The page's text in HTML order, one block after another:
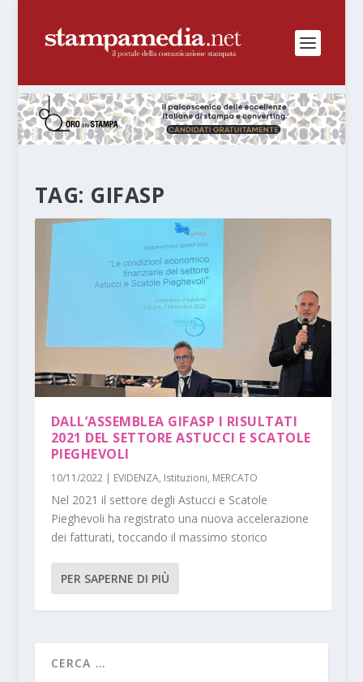
TAG: GIFASP
DALL’ASSEMBLEA GIFASP I RISULTATI
2021 DEL SETTORE ASTUCCI E SCATOLE
PIEGHEVOLI
10/11/2022| EVIDENZA, Istituzioni, MERCATO
Nel 2021 il settore degli Astucci e Scatole
Pieghevoli ha registrato una nuova accelerazione
dei fatturati, toccando il massimo storico
PER SAPERNE DI PIÙ